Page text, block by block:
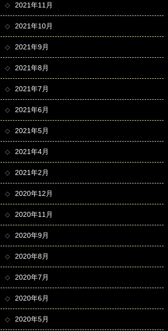
2021年11月
2021年10月
2021年9月
2021年8月
2021年7月
2021年6月
2021年5月
2021年4月
2021年2月
2020年12月
2020年11月
2020年9月
2020年8月
2020年7月
2020年6月
2020年5月